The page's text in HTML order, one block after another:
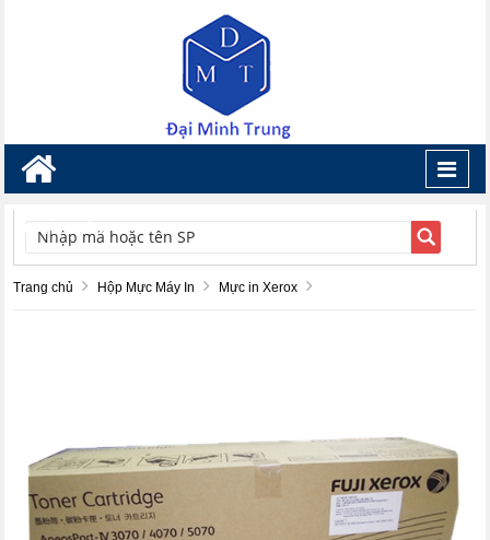
TÌM KIẾM
Trang chủ Hộp Mực Máy In Mực in Xerox